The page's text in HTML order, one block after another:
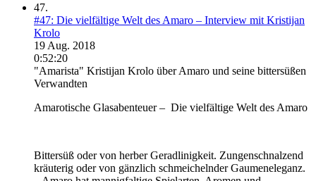
47.
#47: Die vielfältige Welt des Amaro – Interview mit Kristijan
Krolo
19 Aug. 2018
0:52:20
"Amarista" Kristijan Krolo über Amaro und seine bittersüßen
Verwandten
Amarotische Glasabenteuer – Die vielfältige Welt des Amaro
Bittersüß oder von herber Geradlinigkeit. Zungenschnalzend
kräuterig oder von gänzlich schmeichelnder Gaumeneleganz.